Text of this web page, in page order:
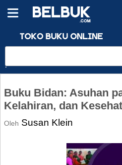
Buku Bidan: Asuhan
Kelahiran, dan
Oleh Susan Klein